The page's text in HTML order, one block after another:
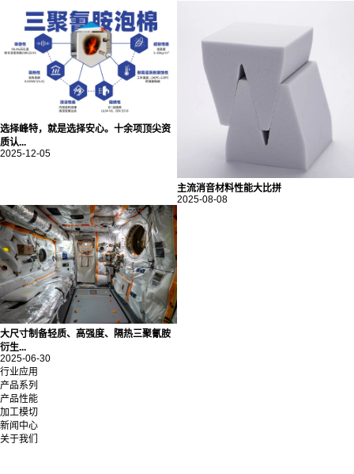
选择峰特，就是选择安心。十余项顶尖资
质认...
2025-12-05
主流消音材料性能大比拼
2025-08-08
大尺寸制备轻质、高强度、隔热三聚氰胺
衍生...
2025-06-30
行业应用
产品系列
产品性能
加工模切
新闻中心
关于我们